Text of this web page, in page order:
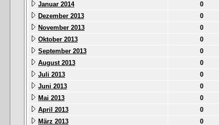
Januar 2014
0
Dezember 2013
0
November 2013
0
Oktober 2013
0
September 2013
0
August 2013
0
Juli 2013
0
Juni 2013
0
Mai 2013
0
April 2013
0
März 2013
0